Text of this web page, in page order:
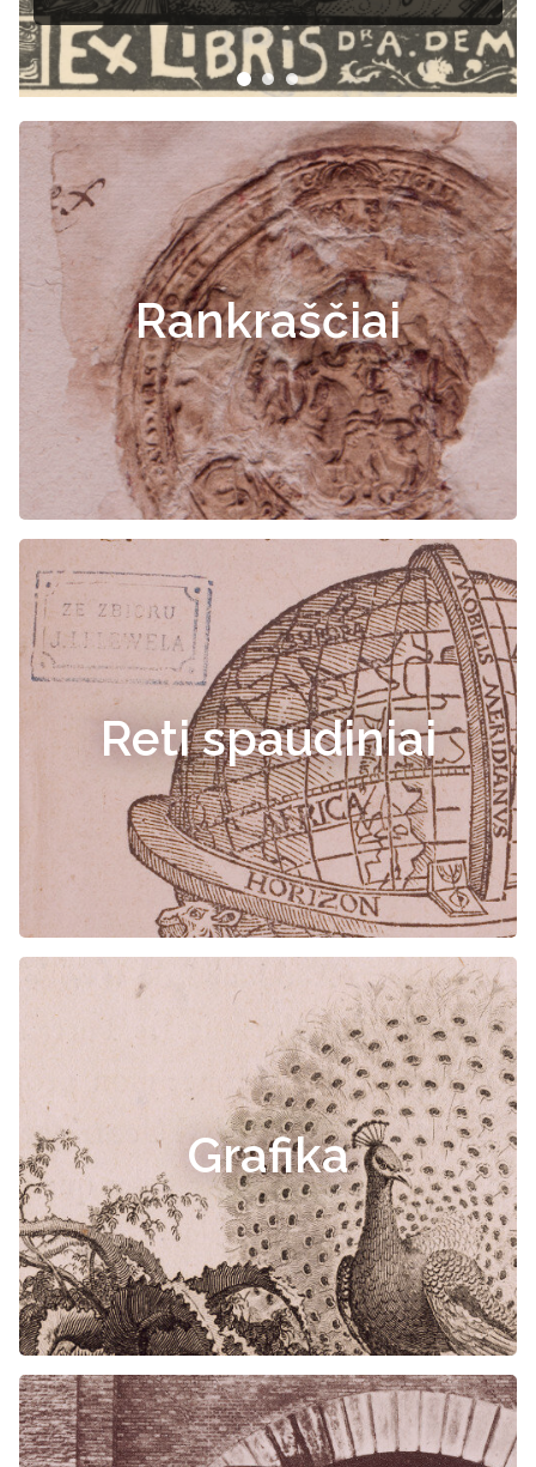
Rankraščiai
Reti spaudiniai
Grafika